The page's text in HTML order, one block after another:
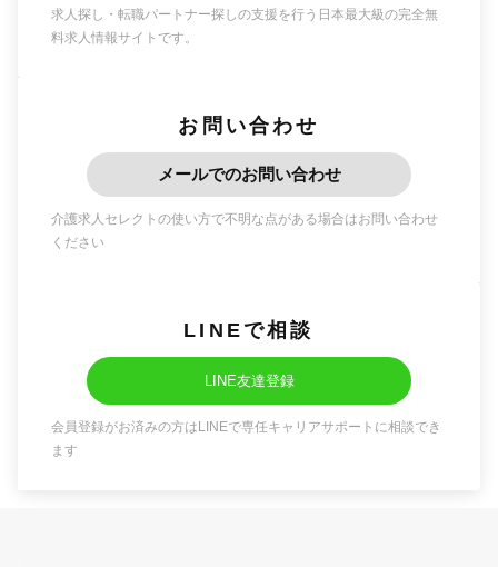
求人探し・転職パートナー探しの支援を行う日本最大級の完全無
料求人情報サイトです。
お問い合わせ
メールでのお問い合わせ
介護求人セレクトの使い方で不明な点がある場合はお問い合わせ
ください
LINEで相談
LINE友達登録
会員登録がお済みの方はLINEで専任キャリアサポートに相談でき
ます